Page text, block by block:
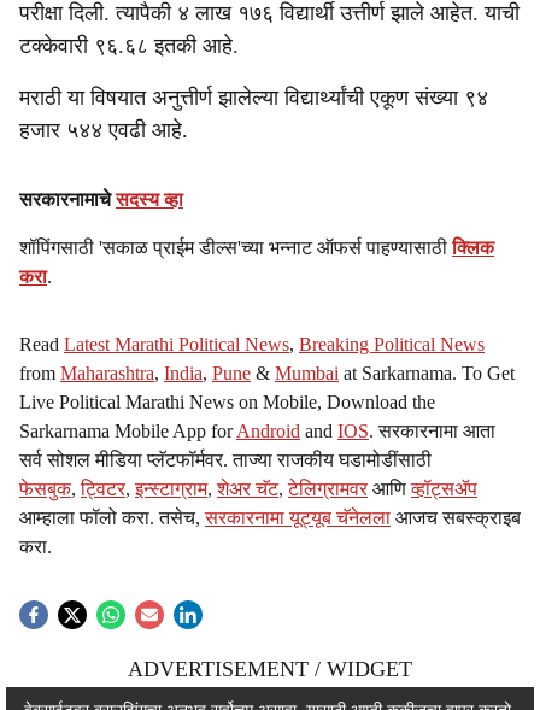
परीक्षा दिली. त्यापैकी ४ लाख १७६ विद्यार्थी उत्तीर्ण झाले आहेत. याची
टक्केवारी ९६.६८ इतकी आहे.
मराठी या विषयात अनुत्तीर्ण झालेल्या विद्यार्थ्यांची एकूण संख्या ९४
हजार ५४४ एवढी आहे.
सरकारनामाचेसदस्य व्हा
शॉपिंगसाठी 'सकाळ प्राईम डील्स'च्या भन्नाट ऑफर्स पाहण्यासाठीक्लिक
करा.
Read Latest Marathi Political News, Breaking Political News
from Maharashtra, India, Pune & Mumbai at Sarkarnama. To Get
Live Political Marathi News on Mobile, Download the
Sarkarnama Mobile App forAndroid and IOS. सरकारनामा आता
सर्व सोशल मीडिया प्लॅटफॉर्मवर. ताज्या राजकीय घडामोडींसाठी
फेसबुक,ट्विटर,इन्स्टाग्राम,शेअर चॅट,टेलिग्रामवर आणिव्हॉट्सॲप
आम्हाला फॉलो करा. तसेच,सरकारनामा यूट्यूब चॅनेलला आजच सबस्क्राइब
करा.
ADVERTISEMENT / WIDGET